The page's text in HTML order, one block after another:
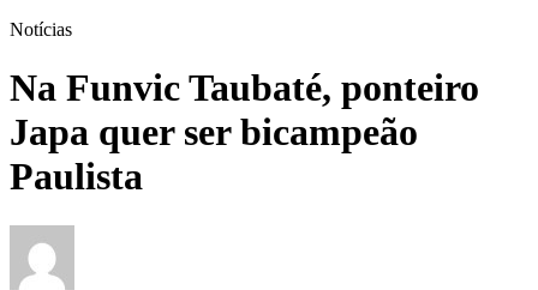
Notícias
Na Funvic Taubaté, ponteiro
Japa quer ser bicampeão
Paulista